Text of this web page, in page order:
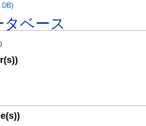
ベース
)
DB)